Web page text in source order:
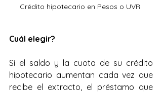
Crédito hipotecario en Pesos o UVR
Cuál elegir?
Si el saldo y la cuota de su crédito
hipotecario aumentan cada vez que
recibe el extracto, el préstamo que